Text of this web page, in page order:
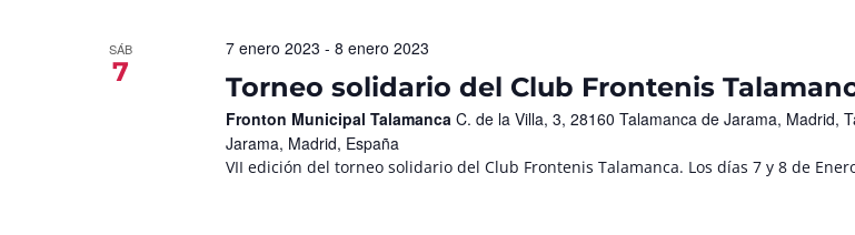
SÁB
7 Torneo solidario del Club Frontenis
7 enero 2023 - 8 enero 2023
Fronton Municipal Talamanca C. de la Villa, 3, 28160 Talamanca de Jarama, Madrid,
Jarama, Madrid, España
VII edición del torneo solidario del Club Frontenis Talamanca. Los días 7 y 8 de